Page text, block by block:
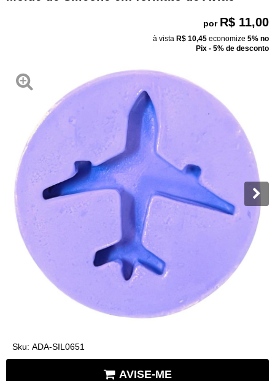
por R$ 11,00
à vista R$ 10,45 economize 5% no
Pix - 5% de desconto
Sku: ADA-SIL0651
AVISE-ME